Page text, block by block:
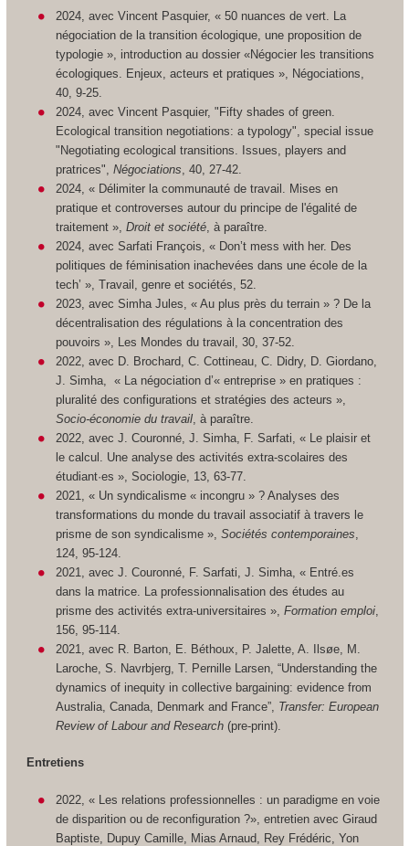
2024, avec Vincent Pasquier, « 50 nuances de vert. La
négociation de la transition écologique, une proposition de
typologie », introduction au dossier «Négocier les transitions
écologiques. Enjeux, acteurs et pratiques », Négociations,
40, 9-25.
2024, avec Vincent Pasquier, "Fifty shades of green.
Ecological transition negotiations: a typology", special issue
"Negotiating ecological transitions. Issues, players and
pratrices", Négociations , 40, 27-42.
2024, « Délimiter la communauté de travail. Mises en
pratique et controverses autour du principe de l'égalité de
traitement »,Droit et société , à paraître.
2024, avec Sarfati François, « Don’t mess with her. Des
politiques de féminisation inachevées dans une école de la
tech’ »,Travail, genre et sociétés , 52.
2023, avec Simha Jules, « Au plus près du terrain » ? De la
décentralisation des régulations à la concentration des
pouvoirs »,
Les Mondes du travail
, 30, 37-52.
2022, avec D. Brochard, C. Cottineau, C. Didry, D. Giordano,
J. Simha, « La négociation d’« entreprise » en pratiques :
pluralité des configurations et stratégies des acteurs »,
Socio-économie du travail , à paraître.
2022, avec J. Couronné, J. Simha, F. Sarfati, « Le plaisir et
le calcul. Une analyse des activités extra-scolaires des
étudiant·es »,Sociologie , 13, 63-77.
2021, « Un syndicalisme « incongru » ? Analyses des
transformations du monde du travail associatif à travers le
prisme de son syndicalisme »,Sociétés contemporaines
124, 95-124.
2021, avec J. Couronné, F. Sarfati, J. Simha, « Entré.es
dans la matrice. La professionnalisation des études au
prisme des activités extra-universitaires »,Formation emploi
156, 95-114.
2021, avec R. Barton, E. Béthoux, P. Jalette, A. Ilsøe, M.
Laroche, S. Navrbjerg, T. Pernille Larsen, “Understanding the
dynamics of inequity in collective bargaining: evidence from
Australia, Canada, Denmark and France”, Transfer: European
Review of Labour and Research (pre-print).
Entretiens
2022, « Les relations professionnelles : un paradigme en voie
de disparition ou de reconfiguration ?», entretien avec Giraud
Baptiste, Dupuy Camille, Mias Arnaud, Rey Frédéric, Yon